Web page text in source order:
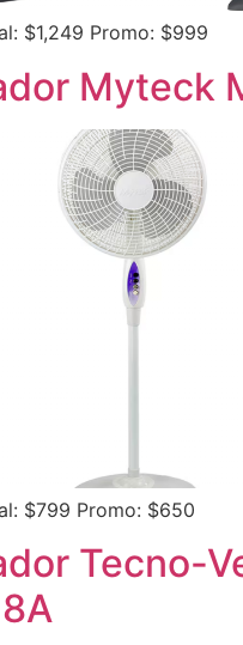
$1,249 Promo: $999
Myteck
$799 Promo: $650
Tecno-